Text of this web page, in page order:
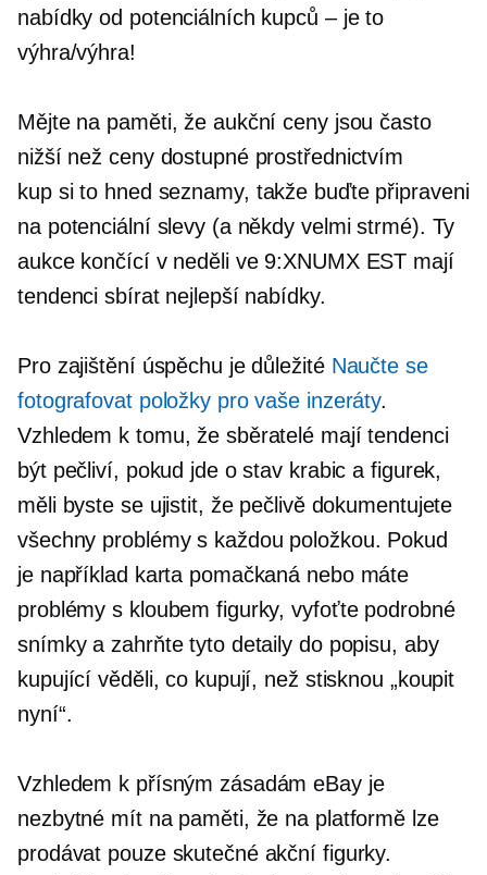
nabídky od potenciálních kupců – je to
výhra/výhra!
Mějte na paměti, že aukční ceny jsou často
nižší než ceny dostupné prostřednictvím
kup si to hned seznamy, takže buďte připraveni
na potenciální slevy (a někdy velmi strmé). Ty
aukce končící v neděli ve 9:XNUMX EST mají
tendenci sbírat nejlepší nabídky.
Pro zajištění úspěchu je důležité Naučte se
fotografovat položky pro vaše inzeráty.
Vzhledem k tomu, že sběratelé mají tendenci
být pečliví, pokud jde o stav krabic a figurek,
měli byste se ujistit, že pečlivě dokumentujete
všechny problémy s každou položkou. Pokud
je například karta pomačkaná nebo máte
problémy s kloubem figurky, vyfoťte podrobné
snímky a zahrňte tyto detaily do popisu, aby
kupující věděli, co kupují, než stisknou „koupit
nyní“.
Vzhledem k přísným zásadám eBay je
nezbytné mít na paměti, že na platformě lze
prodávat pouze skutečné akční figurky.